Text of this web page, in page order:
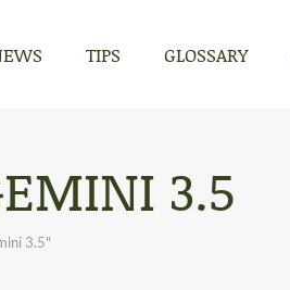
TIPS GLOSSARY
3.5
3.5"